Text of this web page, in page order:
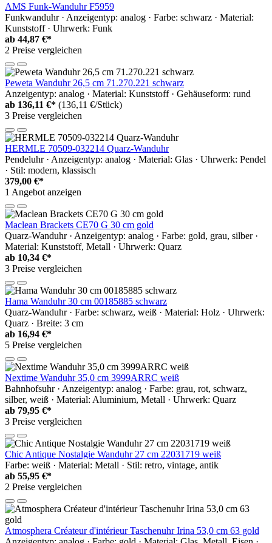
AMS Funk-Wanduhr F5959
Funkwanduhr · Anzeigentyp: analog · Farbe: schwarz · Material:
Kunststoff · Uhrwerk: Funk
ab 44,87 €*
2 Preise vergleichen
Peweta Wanduhr 26,5 cm 71.270.221 schwarz
Anzeigentyp: analog · Material: Kunststoff · Gehäuseform: rund
ab 136,11 €* (136,11 €/Stück)
3 Preise vergleichen
HERMLE 70509-032214 Quarz-Wanduhr
Pendeluhr · Anzeigentyp: analog · Material: Glas · Uhrwerk: Pendel
· Stil: modern, klassisch
379,00 €*
1 Angebot anzeigen
Maclean Brackets CE70 G 30 cm gold
Quarz-Wanduhr · Anzeigentyp: analog · Farbe: gold, grau, silber ·
Material: Kunststoff, Metall · Uhrwerk: Quarz
ab 10,34 €*
3 Preise vergleichen
Hama Wanduhr 30 cm 00185885 schwarz
Quarz-Wanduhr · Farbe: schwarz, weiß · Material: Holz · Uhrwerk:
Quarz · Breite: 3 cm
ab 16,94 €*
5 Preise vergleichen
Nextime Wanduhr 35,0 cm 3999ARRC weiß
Bahnhofsuhr · Anzeigentyp: analog · Farbe: grau, rot, schwarz,
silber, weiß · Material: Aluminium, Metall · Uhrwerk: Quarz
ab 79,95 €*
3 Preise vergleichen
Chic Antique Nostalgie Wanduhr 27 cm 22031719 weiß
Farbe: weiß · Material: Metall · Stil: retro, vintage, antik
ab 55,95 €*
2 Preise vergleichen
Atmosphera Créateur d'intérieur Taschenuhr Irina 53,0 cm 63 gold